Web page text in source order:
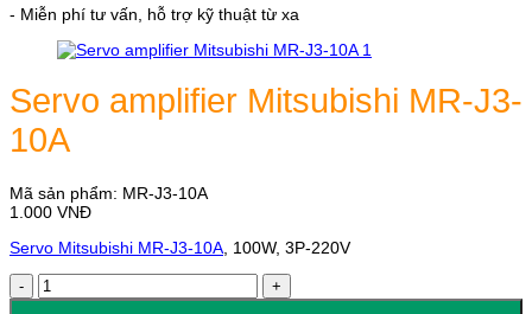
- Miễn phí tư vấn, hỗ trợ kỹ thuật từ xa
Servo amplifier Mitsubishi MR-J3-
10A
Mã sản phẩm: MR-J3-10A
1.000 VNĐ
Servo Mitsubishi MR-J3-10A , 100W, 3P-220V
Servo
amplifier